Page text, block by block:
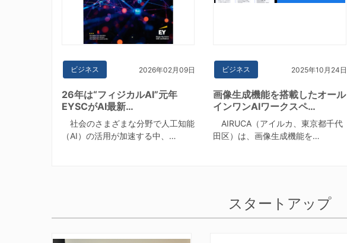
ビジネス 2026年02月09日
26年は“フィジカルAI”元年
EYSCがAI最新…
社会のさまざまな分野で人工知能
（AI）の活用が加速する中、…
ビジネス 2025年10月24日
画像生成機能を搭載したオール
インワンAIワークスペ…
AIRUCA（アイルカ、東京都千代
田区）は、画像生成機能を…
スタートアップ